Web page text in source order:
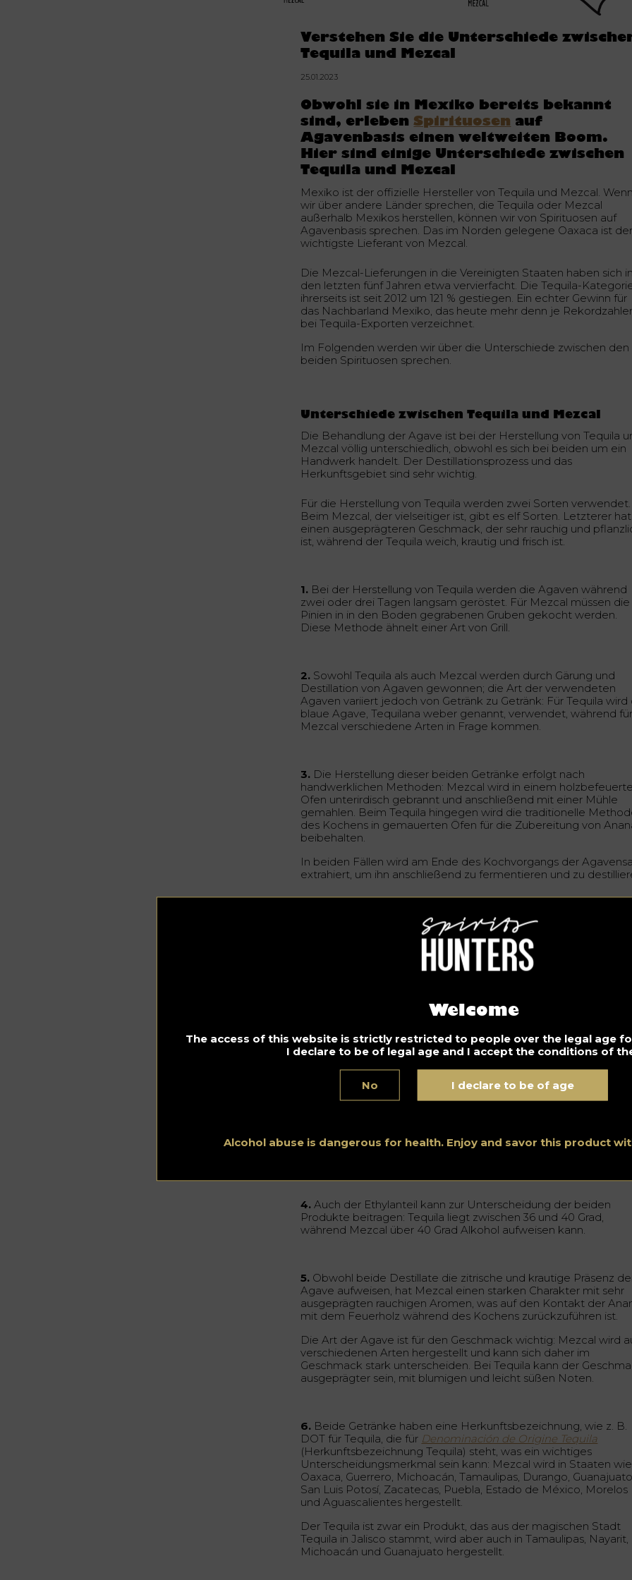
Welcome
The access of this website is strictly restricted to people over the legal age
I declare to be of legal age and I accept the conditions of
No I declare to be of age
Alcohol abuse is dangerous for health. Enjoy and savor this product
Verstehen Sie die Unterschiede
Tequila und Mezcal
25.01.2023
Obwohl sie in Mexiko bereits bekannt
sind, erlebenSpirituosen auf
Agavenbasis einen weltweiten Boom.
Hier sind einige Unterschiede zwischen
Tequila und Mezcal
Mexiko ist der offizielle Hersteller von Tequila und Mezcal. Wenn
wir über andere Länder sprechen, die Tequila oder Mezcal
außerhalb Mexikos herstellen, können wir von Spirituosen auf
Agavenbasis sprechen. Das im Norden gelegene Oaxaca ist der
wichtigste Lieferant von Mezcal.
Die Mezcal-Lieferungen in die Vereinigten Staaten haben sich in
den letzten fünf Jahren etwa vervierfacht. Die Tequila-
ihrerseits ist seit 2012 um 121 % gestiegen. Ein echter Gewinn für
das Nachbarland Mexiko, das heute mehr denn je
bei Tequila-Exporten verzeichnet.
Im Folgenden werden wir über die Unterschiede zwischen den
beiden Spirituosen sprechen.
Unterschiede zwischen Tequila und Mezcal
Die Behandlung der Agave ist bei der Herstellung von Tequila
Mezcal völlig unterschiedlich, obwohl es sich bei beiden um ein
Handwerk handelt. Der Destillationsprozess und das
Herkunftsgebiet sind sehr wichtig.
Für die Herstellung von Tequila werden zwei Sorten verwendet.
Beim Mezcal, der vielseitiger ist, gibt es elf Sorten. Letzterer hat
einen ausgeprägteren Geschmack, der sehr rauchig und
ist, während der Tequila weich, krautig und frisch ist.
1. Bei der Herstellung von Tequila werden die Agaven während
zwei oder drei Tagen langsam geröstet. Für Mezcal müssen die
Pinien in in den Boden gegrabenen Gruben gekocht werden.
Diese Methode ähnelt einer Art von Grill.
2. Sowohl Tequila als auch Mezcal werden durch Gärung und
Destillation von Agaven gewonnen; die Art der verwendeten
Agaven variiert jedoch von Getränk zu Getränk: Für Tequila wird
blaue Agave, Tequilana weber genannt, verwendet, während für
Mezcal verschiedene Arten in Frage kommen.
3. Die Herstellung dieser beiden Getränke erfolgt nach
handwerklichen Methoden: Mezcal wird in einem
Ofen unterirdisch gebrannt und anschließend mit einer Mühle
gemahlen. Beim Tequila hingegen wird die traditionelle
des Kochens in gemauerten Öfen für die Zubereitung von
beibehalten.
In beiden Fällen wird am Ende des Kochvorgangs der
extrahiert, um ihn anschließend zu fermentieren und zu
4. Auch der Ethylanteil kann zur Unterscheidung der beiden
Produkte beitragen: Tequila liegt zwischen 36 und 40 Grad,
während Mezcal über 40 Grad Alkohol aufweisen kann.
5. Obwohl beide Destillate die zitrische und krautige Präsenz
Agave aufweisen, hat Mezcal einen starken Charakter mit sehr
ausgeprägten rauchigen Aromen, was auf den Kontakt der
mit dem Feuerholz während des Kochens zurückzuführen ist.
Die Art der Agave ist für den Geschmack wichtig: Mezcal wird
verschiedenen Arten hergestellt und kann sich daher im
Geschmack stark unterscheiden. Bei Tequila kann der
ausgeprägter sein, mit blumigen und leicht süßen Noten.
6. Beide Getränke haben eine Herkunftsbezeichnung, wie z. B.
DOT für Tequila, die für Denominación de Origine Tequila
(Herkunftsbezeichnung Tequila) steht, was ein wichtiges
Unterscheidungsmerkmal sein kann: Mezcal wird in Staaten wie
Oaxaca, Guerrero, Michoacán, Tamaulipas, Durango, Guanajuato,
San Luis Potosí, Zacatecas, Puebla, Estado de México, Morelos
und Aguascalientes hergestellt.
Der Tequila ist zwar ein Produkt, das aus der magischen Stadt
Tequila in Jalisco stammt, wird aber auch in Tamaulipas, Nayarit,
Michoacán und Guanajuato hergestellt.